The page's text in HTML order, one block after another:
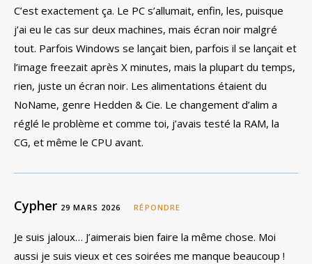
C’est exactement ça. Le PC s’allumait, enfin, les, puisque
j’ai eu le cas sur deux machines, mais écran noir malgré
tout. Parfois Windows se lançait bien, parfois il se lançait et
l’image freezait après X minutes, mais la plupart du temps,
rien, juste un écran noir. Les alimentations étaient du
NoName, genre Hedden & Cie. Le changement d’alim a
réglé le problème et comme toi, j’avais testé la RAM, la
CG, et même le CPU avant.
Cypher 29 MARS 2026 RÉPONDRE
Je suis jaloux… J’aimerais bien faire la même chose. Moi
aussi je suis vieux et ces soirées me manque beaucoup !